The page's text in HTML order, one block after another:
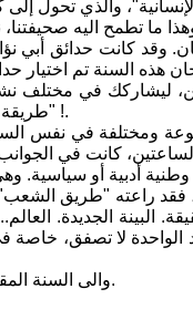
وقد كانت حدائق أبي
السنة تم اختيار
ليشاركك في مختلف
طريقة المثل العراقي " الما يجي وياك، تعال اوياه" !.
ومختلفة في نفس
كانت في
فقد راعته "طريق
البينة الجديدة.
الواحدة لا تصفق، خاصة
.. والى السنة المقبلة، ومهرجان "طريق الشعب" السادس.